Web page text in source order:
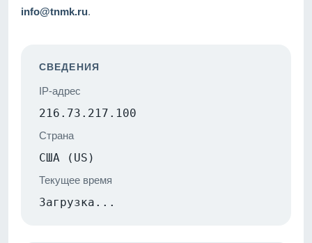
info@tnmk.ru.
СВЕДЕНИЯ
IP-адрес
216.73.217.100
Страна
США (US)
Текущее время
Загрузка...